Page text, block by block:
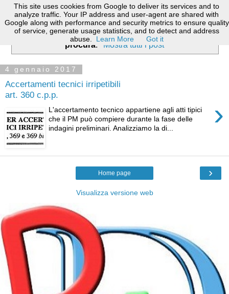
Visualizzazione post con etichettanomina consulente
procura. Mostra tutti i post
4 gennaio 2017
Accertamenti tecnici irripetibili
art. 360 c.p.p.
›
L'accertamento tecnico appartiene agli atti tipici
che il PM può compiere durante la fase delle
indagini preliminari. Analizziamo la di...
›
Home page
Visualizza versione web
This site uses cookies from Google to deliver its services and to
analyze traffic. Your IP address and user-agent are shared with
Google along with performance and security metrics to ensure quality
of service, generate usage statistics, and to detect and address
abuse.
Learn More Got it